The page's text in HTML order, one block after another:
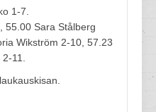
1-7.
55.00 Sara Stålberg
Wikström 2-10, 57.23
11.